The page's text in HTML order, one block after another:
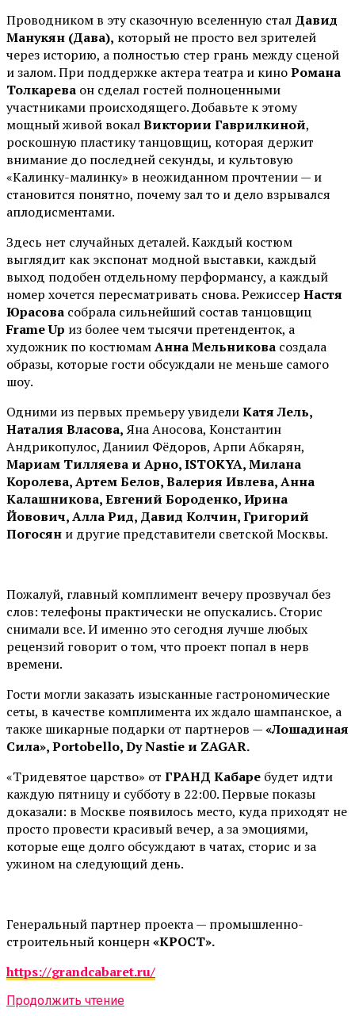
Проводником в эту сказочную вселенную стал Давид
Манукян (Дава), который не просто вел зрителей
через историю, а полностью стер грань между сценой
и залом. При поддержке актера театра и киноРомана
Толкарева он сделал гостей полноценными
участниками происходящего. Добавьте к этому
мощный живой вокалВиктории Гаврилкиной,
роскошную пластику танцовщиц, которая держит
внимание до последней секунды, и культовую
«Калинку-малинку» в неожиданном прочтении — и
становится понятно, почему зал то и дело взрывался
аплодисментами.
Здесь нет случайных деталей. Каждый костюм
выглядит как экспонат модной выставки, каждый
выход подобен отдельному перформансу, а каждый
номер хочется пересматривать снова. Режиссер Настя
Юрасова собрала сильнейший состав танцовщиц
Frame Up из более чем тысячи претенденток, а
художник по костюмамАнна Мельникова создала
образы, которые гости обсуждали не меньше самого
шоу.
Одними из первых премьеру увиделиКатя Лель,
Наталия Власова,Яна Аносова, Константин
Андрикопулос, Даниил Фёдоров, Арпи Абкарян,
Мариам Тилляева и Арно, ISTOKYA, Милана
Королева, Артем Белов, Валерия Ивлева, Анна
Калашникова, Евгений Бороденко, Ирина
Йовович, Алла Рид, Давид Колчин, Григорий
Погосян и другие представители светской Москвы.
Пожалуй, главный комплимент вечеру прозвучал без
слов: телефоны практически не опускались. Сторис
снимали все. И именно это сегодня лучше любых
рецензий говорит о том, что проект попал в нерв
времени.
Гости могли заказать изысканные гастрономические
сеты, в качестве комплимента их ждало шампанское, а
также шикарные подарки от партнеров —«Лошадиная
Сила», Portobello, Dy Nastie и ZAGAR.
«Тридевятое царство» от ГРАНД Кабаре будет идти
каждую пятницу и субботу в 22:00. Первые показы
доказали: в Москве появилось место, куда приходят не
просто провести красивый вечер, а за эмоциями,
которые еще долго обсуждают в чатах, сторис и за
ужином на следующий день.
Генеральный партнер проекта — промышленно-
строительный концерн«КРОСТ».
https://grandcabaret.ru/
Продолжить чтение